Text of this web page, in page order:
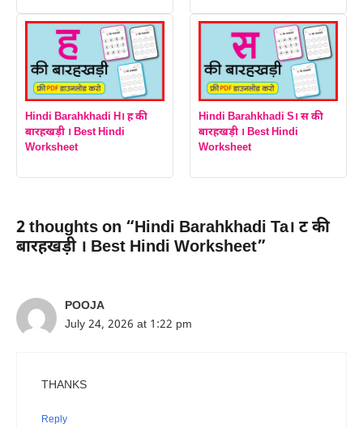
Hindi Barahkhadi H। ह की
बारहखड़ी । Best Hindi
Worksheet
Hindi Barahkhadi S। स की
बारहखड़ी । Best Hindi
Worksheet
2 thoughts on “Hindi Barahkhadi Ta। ट की
बारहखड़ी । Best Hindi Worksheet”
POOJA
July 24, 2026 at 1:22 pm
THANKS
Reply